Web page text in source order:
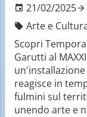
21/02/2025
Arte e
Scopri
Garutti al
reagisce in
fulmini sul
unendo arte e